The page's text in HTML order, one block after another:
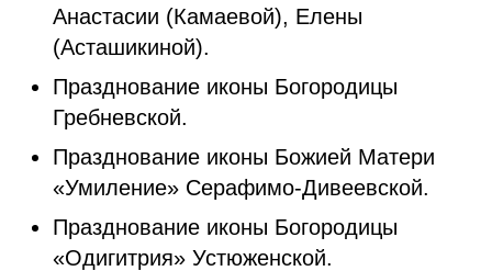
Анастасии (Камаевой), Елены
(Асташикиной).
Празднование иконы Богородицы
Гребневской.
Празднование иконы Божией Матери
«Умиление» Серафимо-Дивеевской.
Празднование иконы Богородицы
«Одигитрия» Устюженской.